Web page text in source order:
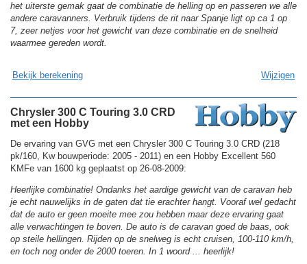
het uiterste gemak gaat de combinatie de helling op en passeren we alle
andere caravanners. Verbruik tijdens de rit naar Spanje ligt op ca 1 op
7, zeer netjes voor het gewicht van deze combinatie en de snelheid
waarmee gereden wordt.
Bekijk berekening Wijzigen
Chrysler 300 C Touring 3.0 CRD
met een Hobby
De ervaring van GVG met een Chrysler 300 C Touring 3.0 CRD (218
pk/160, Kw bouwperiode: 2005 - 2011) en een Hobby Excellent 560
KMFe van 1600 kg geplaatst op 26-08-2009:
Heerlijke combinatie! Ondanks het aardige gewicht van de caravan heb
je echt nauwelijks in de gaten dat tie erachter hangt. Vooraf wel gedacht
dat de auto er geen moeite mee zou hebben maar deze ervaring gaat
alle verwachtingen te boven. De auto is de caravan goed de baas, ook
op steile hellingen. Rijden op de snelweg is echt cruisen, 100-110 km/h,
en toch nog onder de 2000 toeren. In 1 woord ... heerlijk!